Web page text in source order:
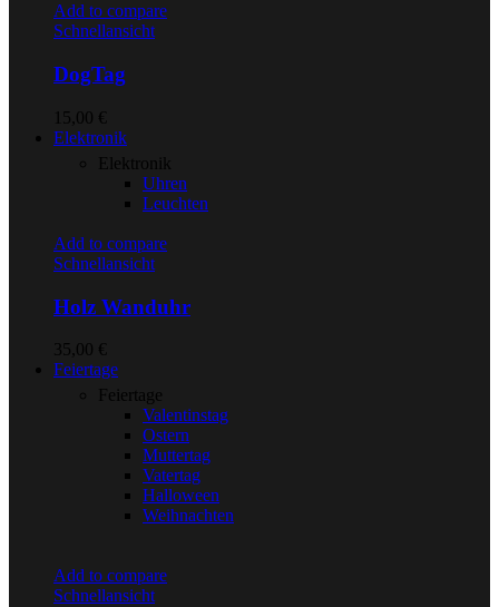
Add to compare
Schnellansicht
DogTag
15,00 €
Elektronik
Elektronik
Uhren
Leuchten
Add to compare
Schnellansicht
Holz Wanduhr
35,00 €
Feiertage
Feiertage
Valentinstag
Ostern
Muttertag
Vatertag
Halloween
Weihnachten
Add to compare
Schnellansicht